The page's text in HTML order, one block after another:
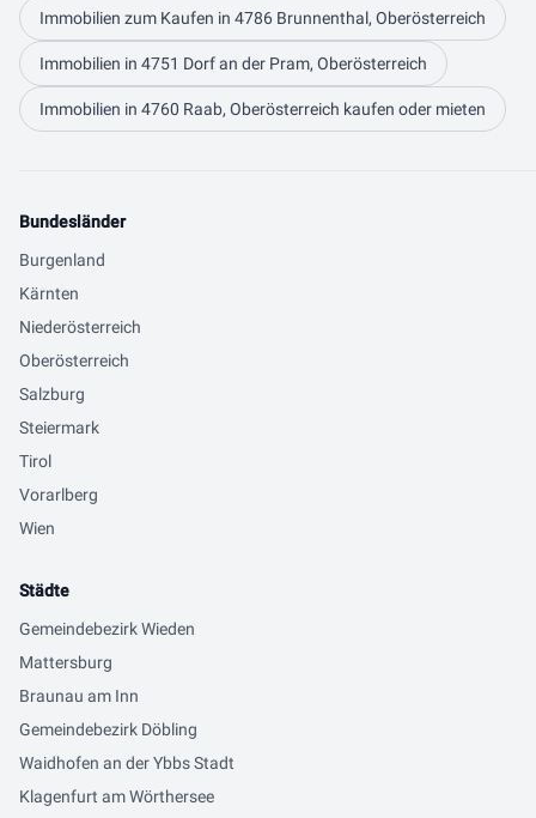
Immobilien zum Kaufen in 4786 Brunnenthal, Oberösterreich
Immobilien in 4751 Dorf an der Pram, Oberösterreich
Immobilien in 4760 Raab, Oberösterreich kaufen oder mieten
Bundesländer
Burgenland
Kärnten
Niederösterreich
Oberösterreich
Salzburg
Steiermark
Tirol
Vorarlberg
Wien
Städte
Gemeindebezirk Wieden
Mattersburg
Braunau am Inn
Gemeindebezirk Döbling
Waidhofen an der Ybbs Stadt
Klagenfurt am Wörthersee